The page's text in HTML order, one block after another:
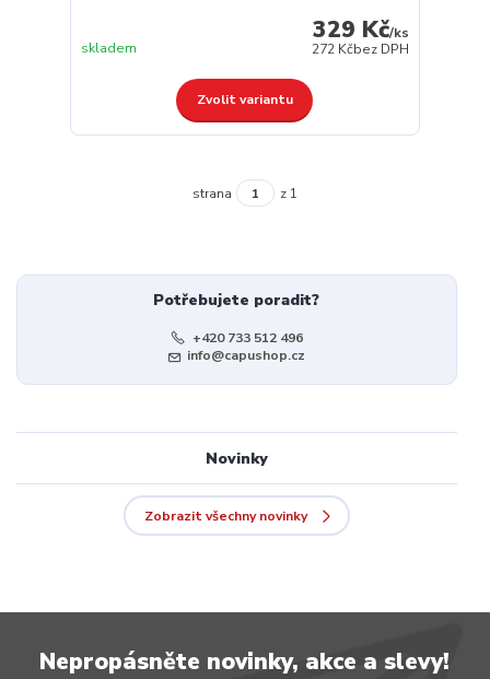
329 Kč/ks
272 Kčbez DPH
skladem
Zvolit variantu
strana z 1
Potřebujete poradit?
+420 733 512 496
info@capushop.cz
Novinky
Zobrazit všechny novinky
Nepropásněte novinky, akce a slevy!